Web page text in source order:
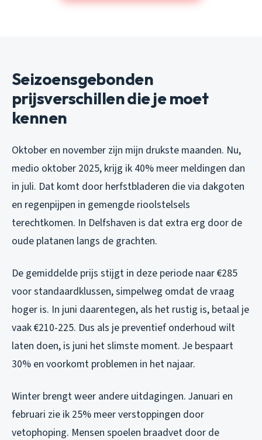
Seizoensgebonden
prijsverschillen die je moet
kennen
Oktober en november zijn mijn drukste maanden. Nu,
medio oktober 2025, krijg ik 40% meer meldingen dan
in juli. Dat komt door herfstbladeren die via dakgoten
en regenpijpen in gemengde rioolstelsels
terechtkomen. In Delfshaven is dat extra erg door de
oude platanen langs de grachten.
De gemiddelde prijs stijgt in deze periode naar €285
voor standaardklussen, simpelweg omdat de vraag
hoger is. In juni daarentegen, als het rustig is, betaal je
vaak €210-225. Dus als je preventief onderhoud wilt
laten doen, is juni het slimste moment. Je bespaart
30% en voorkomt problemen in het najaar.
Winter brengt weer andere uitdagingen. Januari en
februari zie ik 25% meer verstoppingen door
vetophoping. Mensen spoelen braadvet door de